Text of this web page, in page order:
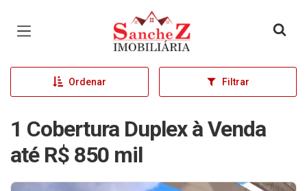
Página inicial
Ordenar Filtrar
1 Cobertura Duplex à Venda
até R$ 850 mil